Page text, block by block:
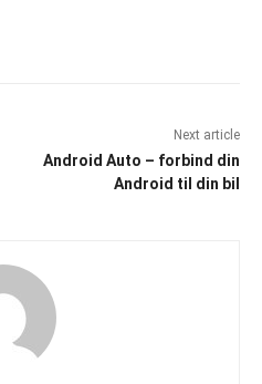
Next article
Android Auto – forbind din
Android til din bil